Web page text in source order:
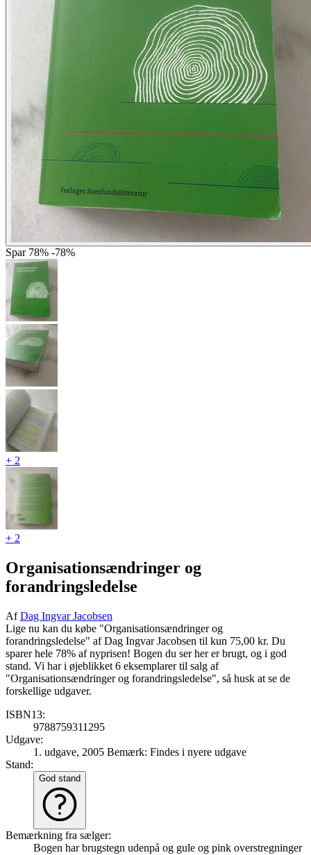
Spar 78% -78%
+ 2
+ 2
Organisationsændringer og
forandringsledelse
AfDag Ingvar Jacobsen
Lige nu kan du købe "Organisationsændringer og
forandringsledelse" af Dag Ingvar Jacobsen til kun 75,00 kr. Du
sparer hele 78% af nyprisen! Bogen du ser her er brugt, og i god
stand. Vi har i øjeblikket 6 eksemplarer til salg af
"Organisationsændringer og forandringsledelse", så husk at se de
forskellige udgaver.
ISBN13:
9788759311295
Udgave:
1. udgave, 2005 Bemærk: Findes i nyere udgave
Stand:
God stand
Bemærkning fra sælger:
Bogen har brugstegn udenpå og gule og pink overstregninger